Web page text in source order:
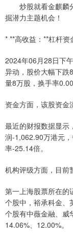
炒股就看金麒麟
掘潜力主题机会！
* **高收益：**杠杆资
2024年06月28日下
异动，股价大幅下跌
量8万股，换手率
资金方面，该股资金
最近的财报数据显示
润-1,062.90万港元
率-25.14倍。
机构评级方面，目前
第一上海股票所在的
个股中，裕承科金、
个股有中薇金融、威
14.06%、12.00%。